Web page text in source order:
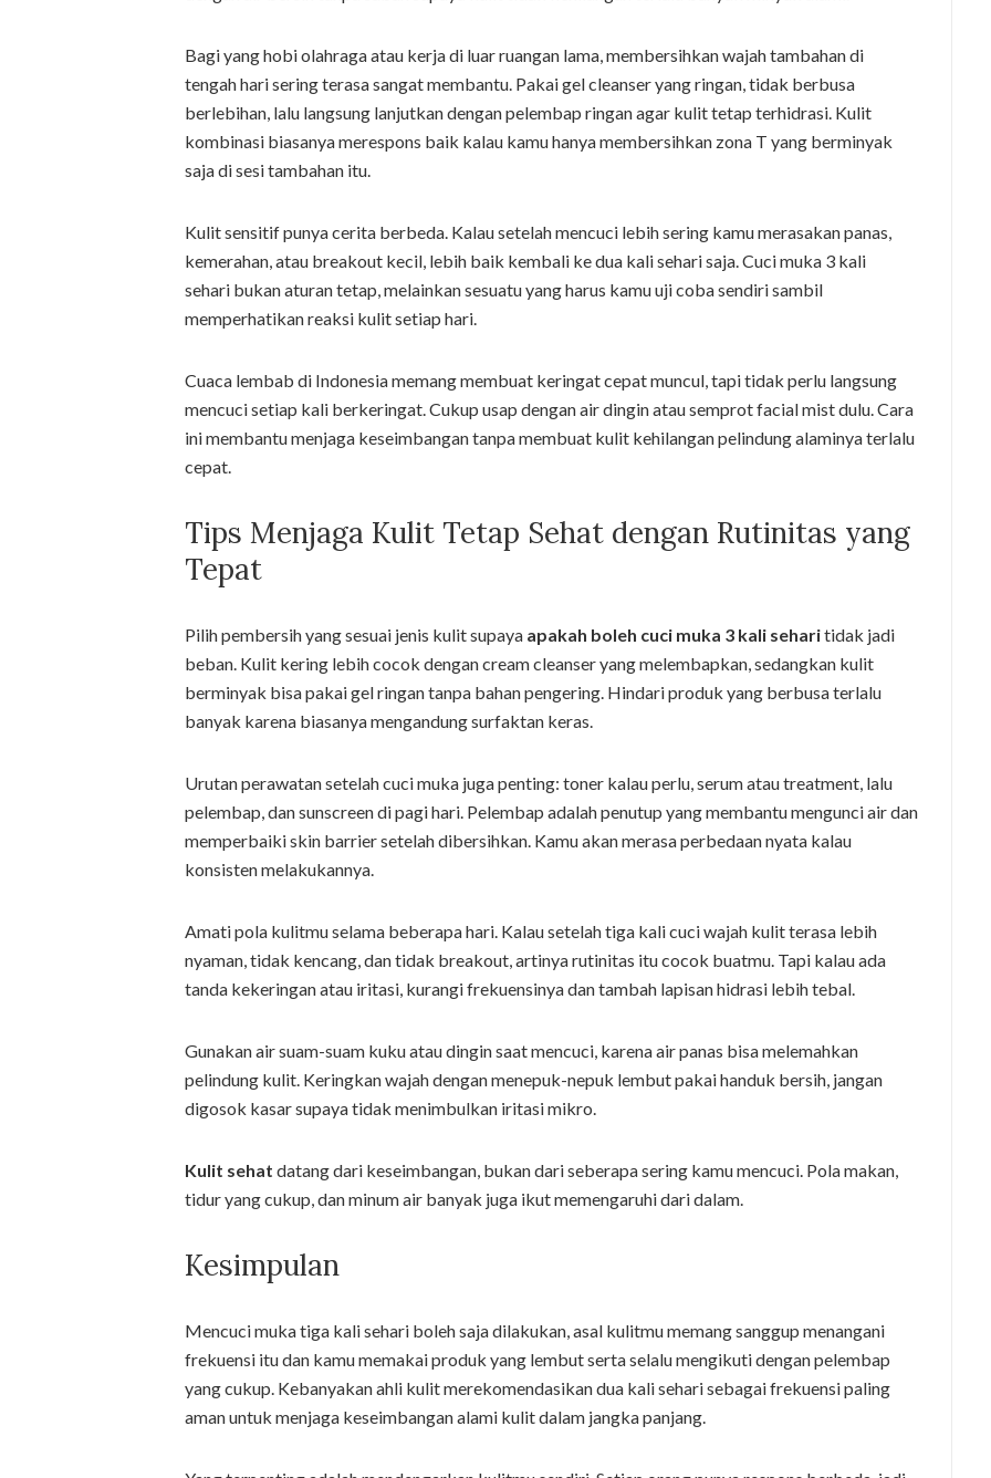
Bagi yang hobi olahraga atau kerja di luar ruangan lama, membersihkan wajah tambahan di
tengah hari sering terasa sangat membantu. Pakai gel cleanser yang ringan, tidak berbusa
berlebihan, lalu langsung lanjutkan dengan pelembap ringan agar kulit tetap terhidrasi. Kulit
kombinasi biasanya merespons baik kalau kamu hanya membersihkan zona T yang berminyak
saja di sesi tambahan itu.
Kulit sensitif punya cerita berbeda. Kalau setelah mencuci lebih sering kamu merasakan panas,
kemerahan, atau breakout kecil, lebih baik kembali ke dua kali sehari saja. Cuci muka 3 kali
sehari bukan aturan tetap, melainkan sesuatu yang harus kamu uji coba sendiri sambil
memperhatikan reaksi kulit setiap hari.
Cuaca lembab di Indonesia memang membuat keringat cepat muncul, tapi tidak perlu langsung
mencuci setiap kali berkeringat. Cukup usap dengan air dingin atau semprot facial mist dulu. Cara
ini membantu menjaga keseimbangan tanpa membuat kulit kehilangan pelindung alaminya terlalu
cepat.
Tips Menjaga Kulit Tetap Sehat dengan Rutinitas yang
Tepat
Pilih pembersih yang sesuai jenis kulit supaya apakah boleh cuci muka 3 kali seharitidak jadi
beban. Kulit kering lebih cocok dengan cream cleanser yang melembapkan, sedangkan kulit
berminyak bisa pakai gel ringan tanpa bahan pengering. Hindari produk yang berbusa terlalu
banyak karena biasanya mengandung surfaktan keras.
Urutan perawatan setelah cuci muka juga penting: toner kalau perlu, serum atau treatment, lalu
pelembap, dan sunscreen di pagi hari. Pelembap adalah penutup yang membantu mengunci air dan
memperbaiki skin barrier setelah dibersihkan. Kamu akan merasa perbedaan nyata kalau
konsisten melakukannya.
Amati pola kulitmu selama beberapa hari. Kalau setelah tiga kali cuci wajah kulit terasa lebih
nyaman, tidak kencang, dan tidak breakout, artinya rutinitas itu cocok buatmu. Tapi kalau ada
tanda kekeringan atau iritasi, kurangi frekuensinya dan tambah lapisan hidrasi lebih tebal.
Gunakan air suam-suam kuku atau dingin saat mencuci, karena air panas bisa melemahkan
pelindung kulit. Keringkan wajah dengan menepuk-nepuk lembut pakai handuk bersih, jangan
digosok kasar supaya tidak menimbulkan iritasi mikro.
Kulit sehat datang dari keseimbangan, bukan dari seberapa sering kamu mencuci. Pola makan,
tidur yang cukup, dan minum air banyak juga ikut memengaruhi dari dalam.
Kesimpulan
Mencuci muka tiga kali sehari boleh saja dilakukan, asal kulitmu memang sanggup menangani
frekuensi itu dan kamu memakai produk yang lembut serta selalu mengikuti dengan pelembap
yang cukup. Kebanyakan ahli kulit merekomendasikan dua kali sehari sebagai frekuensi paling
aman untuk menjaga keseimbangan alami kulit dalam jangka panjang.